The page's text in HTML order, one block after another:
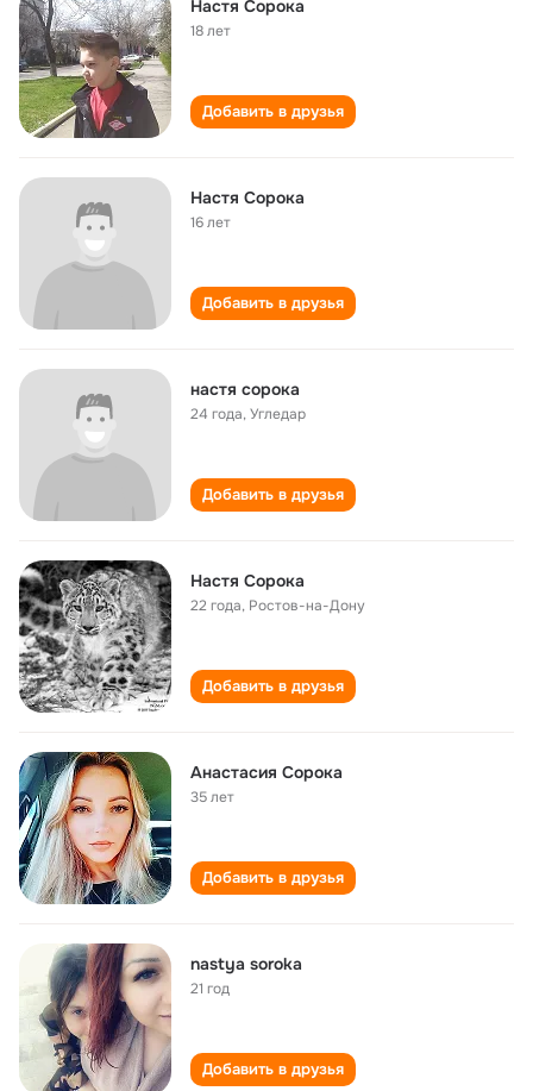
Настя Сорока
18 лет
Добавить в друзья
Настя Сорока
16 лет
Добавить в друзья
настя сорока
24 года,Угледар
Добавить в друзья
Настя Сорока
22 года, Ростов-на-Дону
Добавить в друзья
Анастасия Сорока
35 лет
Добавить в друзья
nastya soroka
21 год
Добавить в друзья